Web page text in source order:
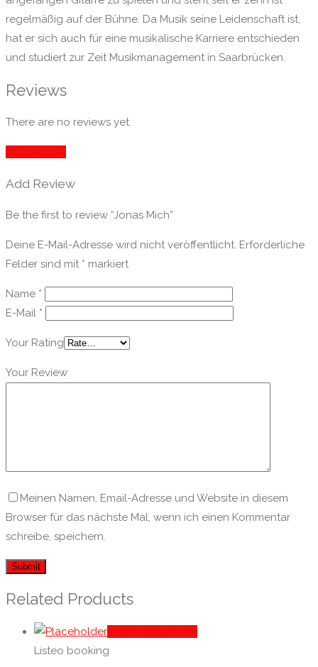
regelmäßig auf der Bühne. Da Musik seine Leidenschaft ist,
hat er sich auch für eine musikalische Karriere entschieden
und studiert zur Zeit Musikmanagement in Saarbrücken.
Reviews
There are no reviews yet.
Add Review
Be the first to review “Jonas Mich”
Deine E-Mail-Adresse wird nicht veröffentlicht. Erforderliche
Felder sind mit * markiert
Name *
E-Mail *
Your Rating
Your Review
Meinen Namen, Email-Adresse und Website in diesem
Browser für das nächste Mal, wenn ich einen Kommentar
schreibe, speichern.
Related Products
Listeo booking